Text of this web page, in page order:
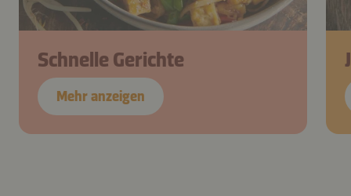
Schnelle Gerichte
Mehr anzeigen